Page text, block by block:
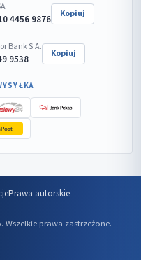
4456 9876 Kopiuj
Bank S.A.
9538 Kopiuj
Prawa autorskie
Wszelkie prawa zastrzeżone.